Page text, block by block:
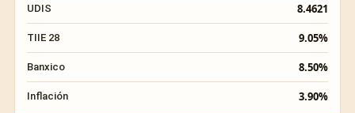
UDIS 8.4621
TIIE 28 9.05%
Banxico 8.50%
Inflación 3.90%